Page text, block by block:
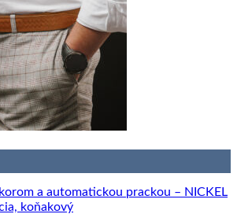
a automatickou prackou – NICKEL
koňakový